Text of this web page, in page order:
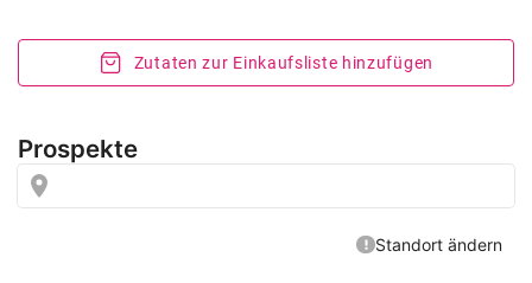
Zutaten zur Einkaufsliste hinzufügen